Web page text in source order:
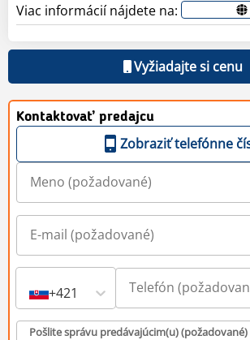
Viac informácií nájdete na:
Vyžiadajte si cenu
Kontaktovať predajcu
Zobraziť telefónne
+421
Pošlite správu predávajúcim(u) (požadované)